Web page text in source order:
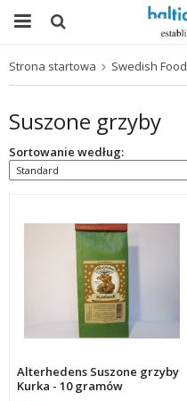
Strona startowa Swedish Food
Suszone grzyby
Sortowanie według:
Alterhedens Suszone grzyby
Kurka - 10 gramów